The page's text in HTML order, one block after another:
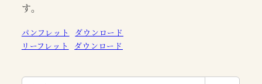
す。
パンフレット
ダウンロード
リーフレット
ダウンロード